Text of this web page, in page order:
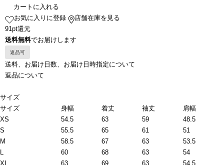
カートに入れる
お気に入りに登録
店舗在庫を見る
91pt還元
送料無料でお届けします
返品可
送料、お届け日数、お届け日時指定について
返品について
サイズ
サイズ
身幅 着丈 袖丈
肩幅
XS
54.5 63 59
48.5
S
55.5 65 61
51
M
58.5 67 63
53.5
L
60 68 63
54
XL
63 69 63
54.5